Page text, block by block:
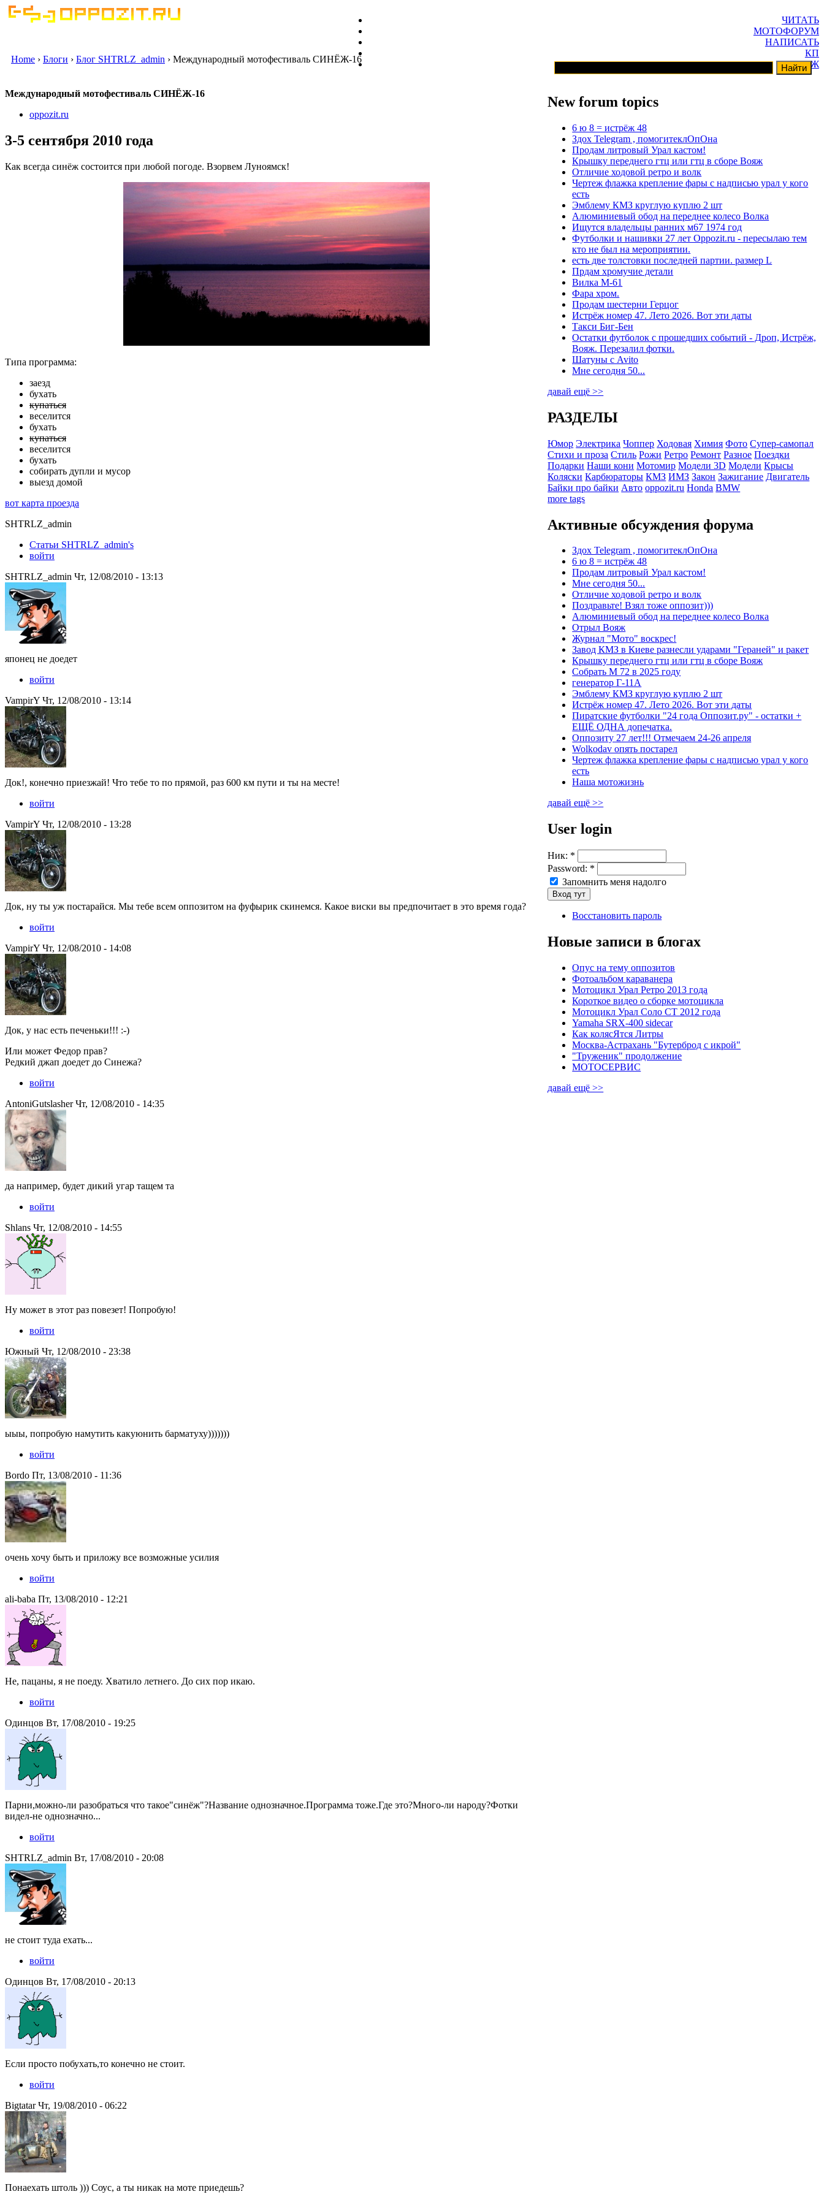
ЧИТАТЬ
МОТОФОРУМ
НАПИСАТЬ
КП
ГАРАЖ
Home › Блоги › Блог SHTRLZ_admin › Международный мотофестиваль СИНЁЖ-16
Международный мотофестиваль СИНЁЖ-16
oppozit.ru
3-5 сентября 2010 года
Как всегда синёж состоится при любой погоде. Взорвем Луноямск!
Типа программа:
заезд
бухать
купаться
веселится
бухать
купаться
веселится
бухать
собирать дупли и мусор
выезд домой
вот карта проезда
SHTRLZ_admin
Статьи SHTRLZ_admin's
войти
SHTRLZ_admin Чт, 12/08/2010 - 13:13
японец не доедет
войти
VampirY Чт, 12/08/2010 - 13:14
Док!, конечно приезжай! Что тебе то по прямой, раз 600 км пути и ты на месте!
войти
VampirY Чт, 12/08/2010 - 13:28
Док, ну ты уж постарайся. Мы тебе всем оппозитом на фуфырик скинемся. Какое виски вы предпочитает в это время года?
войти
VampirY Чт, 12/08/2010 - 14:08
Док, у нас есть печеньки!!! :-)
Или может Федор прав?
Редкий джап доедет до Синежа?
войти
AntoniGutslasher Чт, 12/08/2010 - 14:35
да например, будет дикий угар тащем та
войти
Shlans Чт, 12/08/2010 - 14:55
Ну может в этот раз повезет! Попробую!
войти
Южный Чт, 12/08/2010 - 23:38
ыыы, попробую намутить какуюнить барматуху)))))))
войти
Bordo Пт, 13/08/2010 - 11:36
очень хочу быть и приложу все возможные усилия
войти
ali-baba Пт, 13/08/2010 - 12:21
Не, пацаны, я не поеду. Хватило летнего. До сих пор икаю.
войти
Одинцов Вт, 17/08/2010 - 19:25
Парни,можно-ли разобраться что такое"синёж"?Название однозначное.Программа тоже.Где это?Много-ли народу?Фотки
видел-не однозначно...
войти
SHTRLZ_admin Вт, 17/08/2010 - 20:08
не стоит туда ехать...
войти
Одинцов Вт, 17/08/2010 - 20:13
Если просто побухать,то конечно не стоит.
войти
Bigtatar Чт, 19/08/2010 - 06:22
Понаехать штоль ))) Соус, а ты никак на моте приедешь?
New forum topics
6 ю 8 = истрёж 48
Здох Telegram , помогитеклОпОна
Продам литровый Урал кастом!
Крышку переднего гтц или гтц в сборе Вояж
Отличие ходовой ретро и волк
Чертеж флажка крепление фары с надписью урал у кого
есть
Эмблему КМЗ круглую куплю 2 шт
Алюминиевый обод на переднее колесо Волка
Ищутся владельцы ранних м67 1974 год
Футболки и нашивки 27 лет Oppozit.ru - пересылаю тем
кто не был на мероприятии.
есть две толстовки последней партии. размер L
Прдам хромучие детали
Вилка М-61
Фара хром.
Продам шестерни Герцог
Истрёж номер 47. Лето 2026. Вот эти даты
Такси Биг-Бен
Остатки футболок с прошедших событий - Дроп, Истрёж,
Вояж. Перезалил фотки.
Шатуны с Avito
Мне сегодня 50...
давай ещё >>
РАЗДЕЛЫ
Юмор Электрика Чоппер Ходовая Химия Фото Супер-самопал
Стихи и проза Стиль Рожи Ретро Ремонт Разное Поездки
Подарки Наши кони Мотомир Модели 3D Модели Крысы
Коляски Карбюраторы КМЗ ИМЗ Закон Зажигание Двигатель
Байки про байки Авто oppozit.ru Honda BMW
more tags
Активные обсуждения форума
Здох Telegram , помогитеклОпОна
6 ю 8 = истрёж 48
Продам литровый Урал кастом!
Мне сегодня 50...
Отличие ходовой ретро и волк
Поздравьте! Взял тоже оппозит)))
Алюминиевый обод на переднее колесо Волка
Отрыл Вояж
Журнал "Мото" воскрес!
Завод КМЗ в Киеве разнесли ударами "Гераней" и ракет
Крышку переднего гтц или гтц в сборе Вояж
Собрать М 72 в 2025 году
генератор Г-11А
Эмблему КМЗ круглую куплю 2 шт
Истрёж номер 47. Лето 2026. Вот эти даты
Пиратские футболки "24 года Оппозит.ру" - остатки +
ЕЩЁ ОДНА допечатка.
Оппозиту 27 лет!!! Отмечаем 24-26 апреля
Wolkodav опять постарел
Чертеж флажка крепление фары с надписью урал у кого
есть
Наша мотожизнь
давай ещё >>
User login
Ник: *
Password: *
Запомнить меня надолго
Восстановить пароль
Новые записи в блогах
Опус на тему оппозитов
Фотоальбом караванера
Мотоцикл Урал Ретро 2013 года
Короткое видео о сборке мотоцикла
Мотоцикл Урал Соло СТ 2012 года
Yamaha SRX-400 sidecar
Как колясЯтся Литры
Москва-Астрахань "Бутерброд с икрой"
"Труженик" продолжение
МОТОСЕРВИС
давай ещё >>